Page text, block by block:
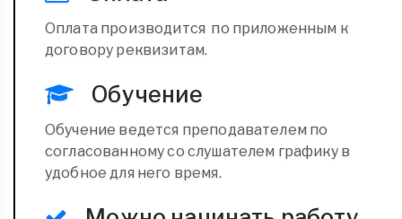
Оплата производится по приложенным к
договору реквизитам.
Обучение
Обучение ведется преподавателем по
согласованному со слушателем графику в
удобное для него время.